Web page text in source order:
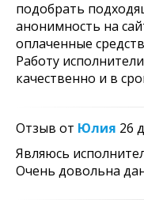
подобрать
анонимность на
оплаченные
Работу
качественно и в
Отзыв от Юлия 26
Являюсь
Очень довольна